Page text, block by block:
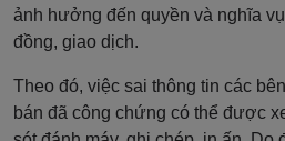
ảnh hưởng đến quyền và nghĩa
đồng, giao dịch.
Theo đó, việc sai thông tin các
bán đã công chứng có thể được